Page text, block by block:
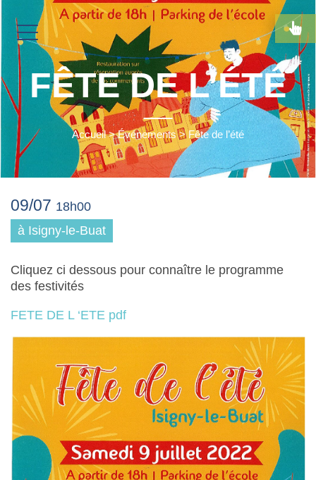
FÊTE DE L’ÉTÉ
Accueil>Événements>Fête de l’été
09/07 18h00
à Isigny-le-Buat
Cliquez ci dessous pour connaître le programme
des festivités
FETE DE L ‘ETE pdf